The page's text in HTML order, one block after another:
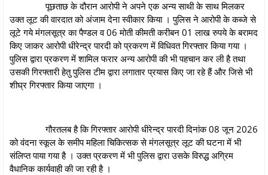
पूछताछ के दौरान आरोपी ने अपने एक अन्य साथी के साथ मिलकर
उक्त लूट की वारदात को अंजाम देना स्वीकार किया । पुलिस ने आरोपी के कब्जे से
लूटे गये मंगलसूत्र का पैण्डल व 06 मोती कीमती करीबन 01 लाख रुपये के बरामद
किए जाकर आरोपी धीरेन्द्र पारदी को प्रकरण में विधिवत गिरफ्तार किया गया ।
पुलिस द्वारा प्रकरण में शामिल फरार अन्य आरोपी की भी पहचान कर ली है तथा
उसकी गिरफ्तारी हेतु पुलिस टीम द्वारा लगातार प्रयास किए जा रहे हैं और जिसे भी
शीघ्र गिरफ्तार किया जाएगा ।
गौरतलब है कि गिरफ्तार आरोपी धीरेन्द्र पारदी दिनांक 08 जून 2026
को वंदना स्कूल के समीप महिला चिकित्सक से मंगलसूत्र लूट की घटना में भी
संलिप्त पाया गया है । उक्त प्रकरण में भी पुलिस द्वारा उसके विरुद्ध अग्रिम
वैधानिक कार्यवाही की जा रही है ।